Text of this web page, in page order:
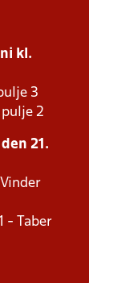
kl.
3
2
21.
- Taber